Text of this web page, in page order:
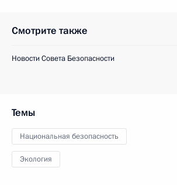
Смотрите также
Новости Совета Безопасности
Темы
Национальная безопасность
Экология